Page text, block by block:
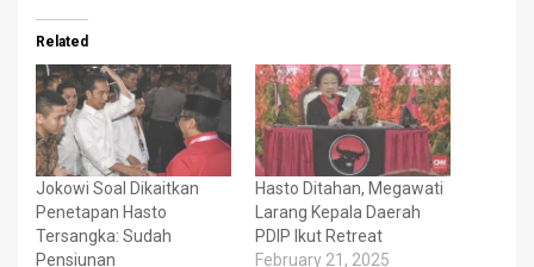
Related
Jokowi Soal Dikaitkan
Penetapan Hasto
Tersangka: Sudah
Pensiunan
Hasto Ditahan, Megawati
Larang Kepala Daerah
PDIP Ikut Retreat
February 21, 2025